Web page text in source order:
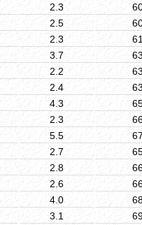
2.3
2.5
2.3
3.7
2.2
2.4
4.3
2.3
5.5
2.7
2.8
2.6
4.0
3.1